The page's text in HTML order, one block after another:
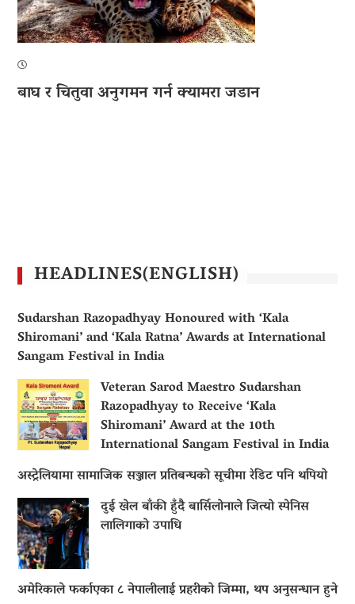
बाघ र चितुवा अनुगमन गर्न क्यामरा जडान
HEADLINES(ENGLISH)
Sudarshan Razopadhyay Honoured with ‘Kala
Shiromani’ and ‘Kala Ratna’ Awards at International
Sangam Festival in India
Veteran Sarod Maestro Sudarshan
Razopadhyay to Receive ‘Kala
Shiromani’ Award at the 10th
International Sangam Festival in India
अस्ट्रेलियामा सामाजिक सञ्जाल प्रतिबन्धको सूचीमा रेडिट पनि थपियो
दुई खेल बाँकी हुँदै बार्सिलोनाले जित्यो स्पेनिस
लालिगाको उपाधि
अमेरिकाले फर्काएका ८ नेपालीलाई प्रहरीको जिम्मा, थप अनुसन्धान हुने